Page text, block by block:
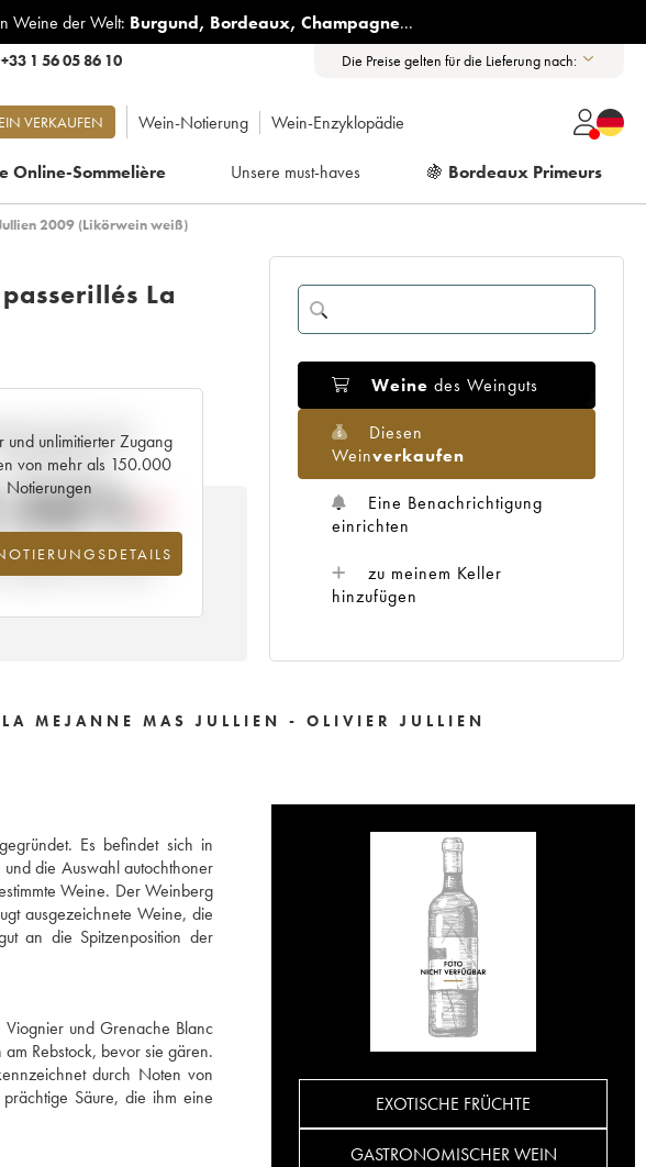
Weine der Welt: Burgund, Bordeaux, Champagne...
+33 1 56 05 86 10 Die Preise gelten für die Lieferung nach:
VERKAUFEN Wein-Notierung Wein-Enzyklopädie
Online-Sommelière Unsere must-haves 🍇 Bordeaux Primeurs
2009 (Likörwein weiß)
La
und unlimitierter Zugang
von mehr als 150.000
Notierungen
Entwicklung der
Preisnotierung
des Jahrgangs 2009 im Jahr
zum Jahr 2025
Weine des Weinguts
Diesen
Weinverkaufen
Eine Benachrichtigung
einrichten
zu meinem Keller
hinzufügen
MEJANNE MAS JULLIEN - OLIVIER JULLIEN
Es befindet sich in
die Auswahl autochthoner
Weine. Der Weinberg
ausgezeichnete Weine, die
an die Spitzenposition der
und Grenache Blanc
Rebstock, bevor sie gären.
durch Noten von
Säure, die ihm eine
EXOTISCHE FRÜCHTE
GASTRONOMISCHER WEIN